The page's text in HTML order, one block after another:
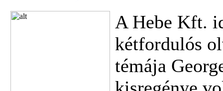
A Hebe Kft.
kétfordulós
témája